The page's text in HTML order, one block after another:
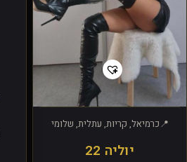
כרמיאל, קריות, עתלית, שלומי
יוליה 22